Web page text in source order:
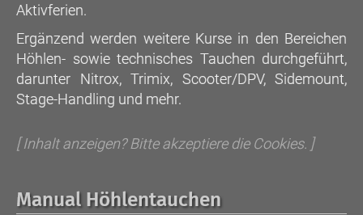
Aktivferien.
Ergänzend werden weitere Kurse in den Bereichen
Höhlen- sowie technisches Tauchen durchgeführt,
darunter Nitrox, Trimix, Scooter/DPV, Sidemount,
Stage-Handling und mehr.
[ Inhalt anzeigen? Bitte akzeptiere die Cookies. ]
Manual Höhlentauchen